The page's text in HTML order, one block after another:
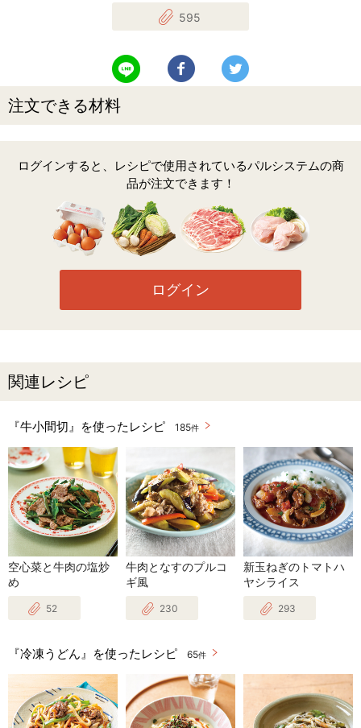
595
LINEで送る Facebookでシェアする
注文できる材料
ログインすると、レシピで使用されているパルシステムの商
品が注文できます！
ログイン
関連レシピ
『牛小間切』を使ったレシピ 185件
空心菜と牛肉の塩炒
め
52
牛肉となすのプルコ
ギ風
230
新玉ねぎのトマトハ
ヤシライス
293
『冷凍うどん』を使ったレシピ 65件